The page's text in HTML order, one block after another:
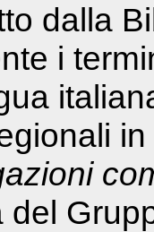
dalla
i
del